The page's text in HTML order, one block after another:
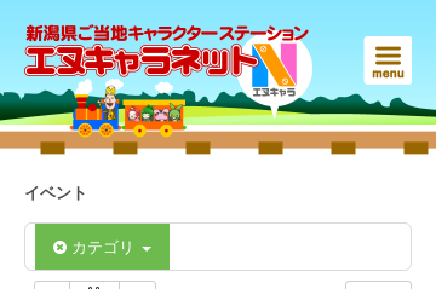
イベント
カテゴリ
3:00 AM
4:00 AM
6:00 AM